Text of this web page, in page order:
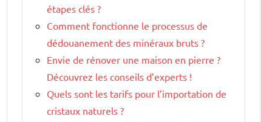
étapes clés ?
Comment fonctionne le processus de
dédouanement des minéraux bruts ?
Envie de rénover une maison en pierre ?
Découvrez les conseils d’experts !
Quels sont les tarifs pour l’importation de
cristaux naturels ?